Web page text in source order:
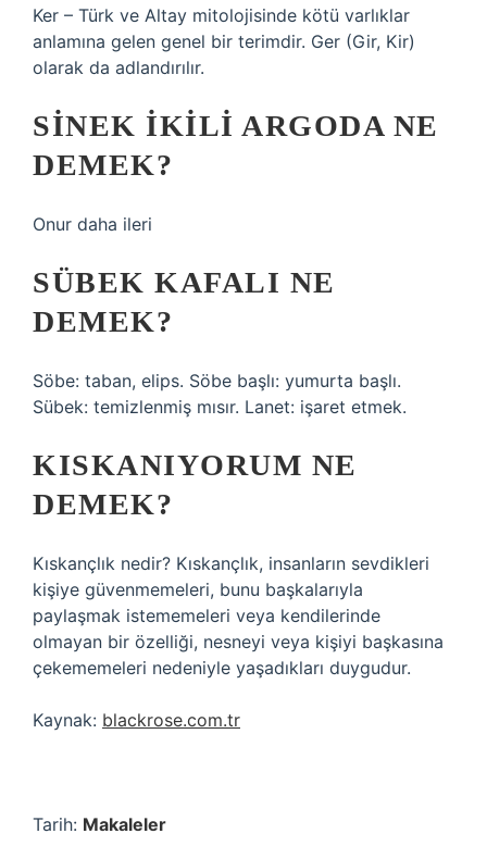
Ker – Türk ve Altay mitolojisinde kötü varlıklar
anlamına gelen genel bir terimdir. Ger (Gir, Kir)
olarak da adlandırılır.
SINEK IKILI ARGODA NE
DEMEK?
Onur daha ileri
SÜBEK KAFALI NE
DEMEK?
Söbe: taban, elips. Söbe başlı: yumurta başlı.
Sübek: temizlenmiş mısır. Lanet: işaret etmek.
KISKANIYORUM NE
DEMEK?
Kıskançlık nedir? Kıskançlık, insanların sevdikleri
kişiye güvenmemeleri, bunu başkalarıyla
paylaşmak istememeleri veya kendilerinde
olmayan bir özelliği, nesneyi veya kişiyi başkasına
çekememeleri nedeniyle yaşadıkları duygudur.
Kaynak: blackrose.com.tr
Tarih: Makaleler